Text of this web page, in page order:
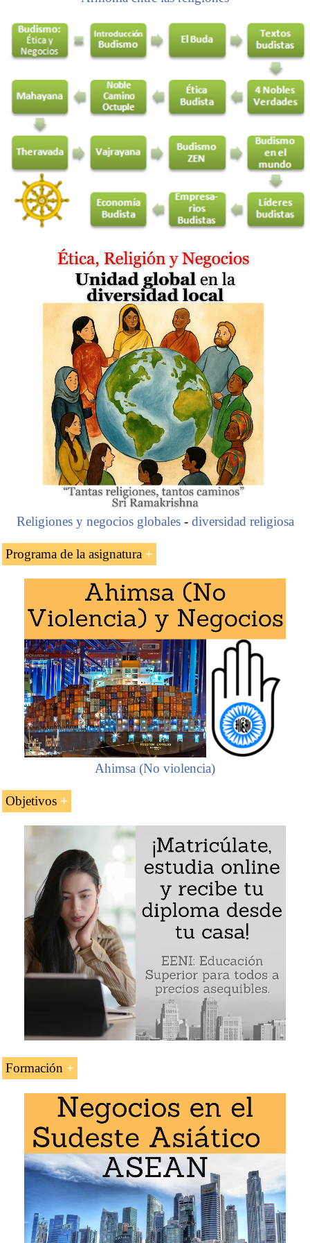
Religiones y negocios globales- diversidad religiosa
Programa de la asignatura
Características del Espacio Económico de la
civilización budista
El Budismo y el Espacio Económico Budista
Perfil económico de los países budistas
Empresarios budistas
Integración económica asiática de la Civilización
Budista (instituciones económicas, acuerdos
comerciales...)
La Civilización Budista y la ASEAN
Interacciones de la Civilización Budista con las
Instituciones económicas relacionadas con la
Ejemplo:
Ahimsa (No violencia)
Objetivos
Los objetivos de la asignatura «Espacio Económico
Budista» son:
Definir las características del Espacio Económico
de la Civilización Budista
Analizar la influencia del Budismo en el Espacio
Económico Budista
Conocer el perfil económico de los países budistas
Analizar el perfil de hombres de negocios budistas
Entender los procesos de integración económica de
la Civilización Budista
Conocer las relaciones económicas de la
(occidental, sínica, hindú, islámica y africana)
Analizar las principales instituciones económicas
relacionadas con el Espacio Económico Budista
Formación
en los siguientes programas de EENI Global Business
Maestría en Negocios Internacionales,Religiones y
Negocios